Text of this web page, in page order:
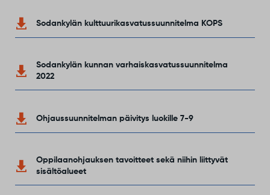
Sodankylän kulttuurikasvatussuunnitelma KOPS
Sodankylän kunnan varhaiskasvatussuunnitelma
2022
Ohjaussuunnitelman päivitys luokille 7-9
Oppilaanohjauksen tavoitteet sekä niihin liittyvät
sisältöalueet